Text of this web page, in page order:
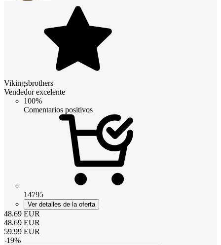
Vikingsbrothers
Vendedor excelente
100%
Comentarios positivos
14795
Ver detalles de la oferta
48.69 EUR
48.69 EUR
59.99 EUR
-19%